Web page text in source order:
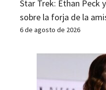
Star Trek: Ethan Peck
sobre la forja de la
6 de agosto de 2026